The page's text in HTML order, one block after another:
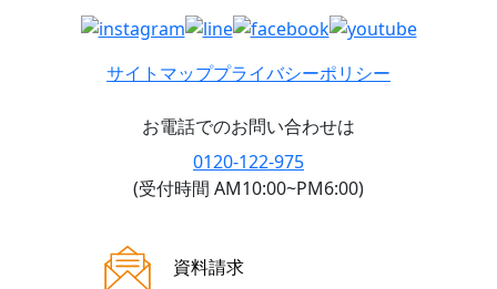
サイトマッププライバシーポリシー
お電話でのお問い合わせは
0120-122-975
(受付時間 AM10:00~PM6:00)
資料請求